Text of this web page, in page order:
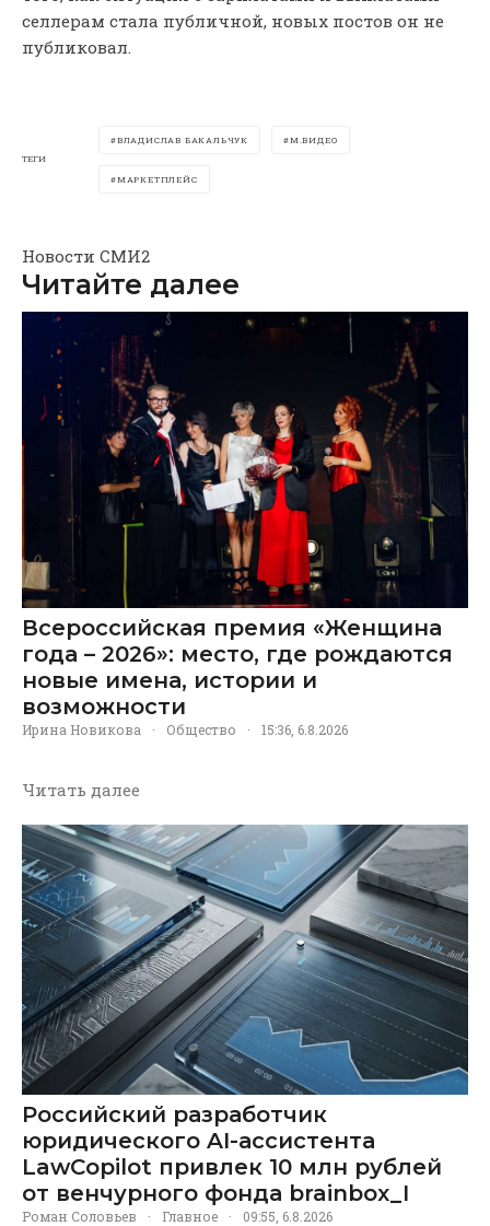
селлерам стала публичной, новых постов он не
публиковал.
ТЕГИ
ВЛАДИСЛАВ БАКАЛЬЧУК М.ВИДЕО
МАРКЕТПЛЕЙС
Новости СМИ2
Читайте далее
Всероссийская премия «Женщина
года – 2026»: место, где рождаются
новые имена, истории и
возможности
Ирина Новикова · Общество · 15:36, 6.8.2026
Читать далее
Российский разработчик
юридического AI-ассистента
LawCopilot привлек 10 млн рублей
от венчурного фонда brainbox_I
Роман Соловьев · Главное · 09:55, 6.8.2026